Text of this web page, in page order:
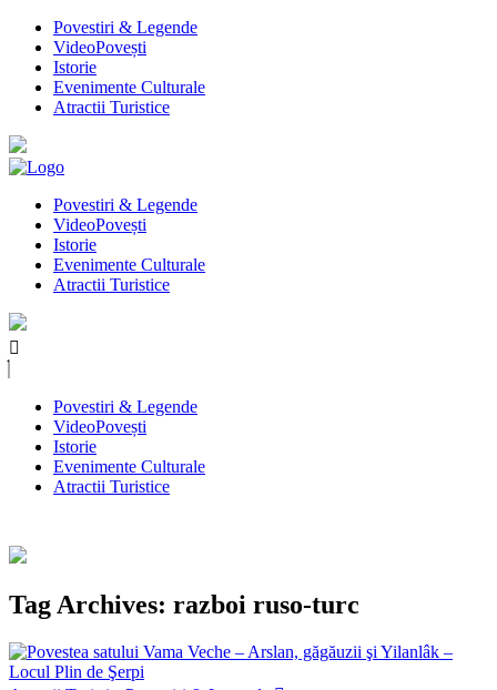
Povestiri & Legende
VideoPovești
Istorie
Evenimente Culturale
Atractii Turistice
Povestiri & Legende
VideoPovești
Istorie
Evenimente Culturale
Atractii Turistice
Povestiri & Legende
VideoPovești
Istorie
Evenimente Culturale
Atractii Turistice
Tag Archives: razboi ruso-turc